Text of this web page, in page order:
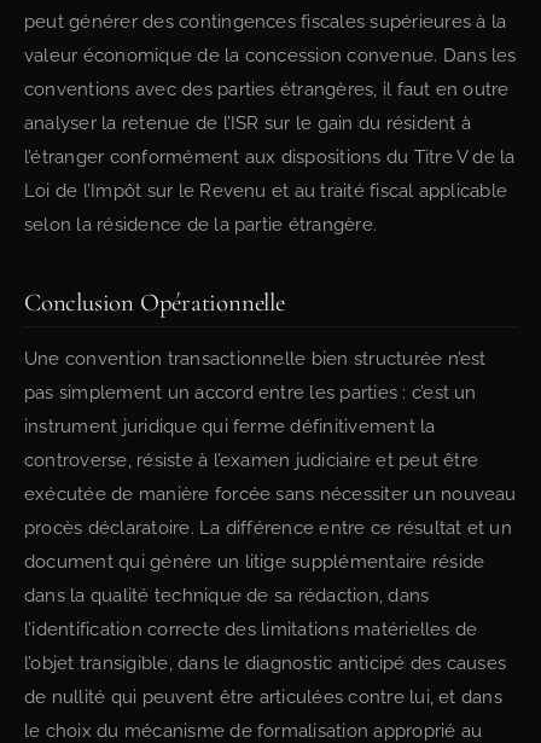
peut générer des contingences fiscales supérieures à la
valeur économique de la concession convenue. Dans les
conventions avec des parties étrangères, il faut en outre
analyser la retenue de l’ISR sur le gain du résident à
l’étranger conformément aux dispositions du Titre V de la
Loi de l’Impôt sur le Revenu et au traité fiscal applicable
selon la résidence de la partie étrangère.
Conclusion Opérationnelle
Une convention transactionnelle bien structurée n’est
pas simplement un accord entre les parties : c’est un
instrument juridique qui ferme définitivement la
controverse, résiste à l’examen judiciaire et peut être
exécutée de manière forcée sans nécessiter un nouveau
procès déclaratoire. La différence entre ce résultat et un
document qui génère un litige supplémentaire réside
dans la qualité technique de sa rédaction, dans
l’identification correcte des limitations matérielles de
l’objet transigible, dans le diagnostic anticipé des causes
de nullité qui peuvent être articulées contre lui, et dans
le choix du mécanisme de formalisation approprié au